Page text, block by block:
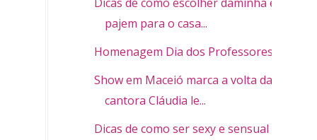
pajem para o casa...
Homenagem Dia dos Professores
Show em Maceió marca a volta da
cantora Cláudia le...
Dicas de como ser sexy e sensual